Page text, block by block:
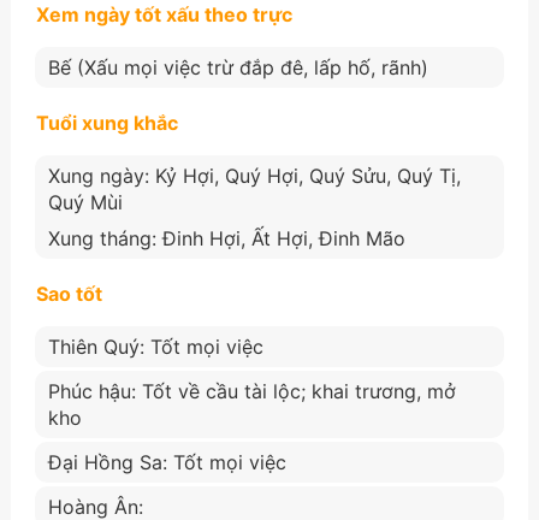
Xem ngày tốt xấu theo trực
Bế (Xấu mọi việc trừ đắp đê, lấp hố, rãnh)
Tuổi xung khắc
Xung ngày: Kỷ Hợi, Quý Hợi, Quý Sửu, Quý Tị,
Quý Mùi
Xung tháng: Đinh Hợi, Ất Hợi, Đinh Mão
Sao tốt
Thiên Quý: Tốt mọi việc
Phúc hậu: Tốt về cầu tài lộc; khai trương, mở
kho
Đại Hồng Sa: Tốt mọi việc
Hoàng Ân: